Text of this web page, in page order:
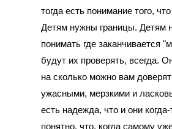
тогда есть понимание того,
Детям нужны границы. Детям
понимать где заканчивается
будут их проверять, всегда.
на сколько можно вам
ужасными, мерзкими и
есть надежда, что и они
понятно, что, когда самому